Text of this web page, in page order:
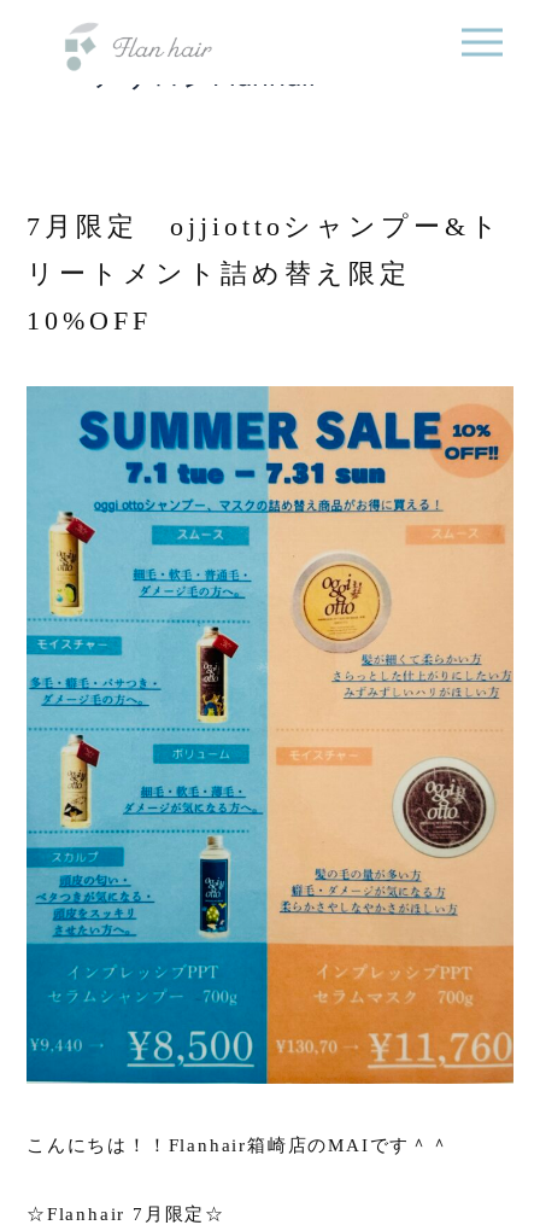
院・半個室オーガニック
ヘアサロンFlanhair
7月限定 ojjiottoシャンプー&ト
リートメント詰め替え限定
10%OFF
こんにちは！！Flanhair箱崎店のMAIです＾＾
☆Flanhair 7月限定☆